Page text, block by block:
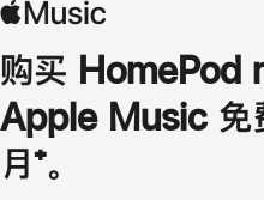
购买 HomePod
Apple Music 免
月 脚
⁺。